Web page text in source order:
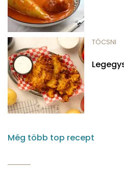
TÓCSNI
Még több top recept